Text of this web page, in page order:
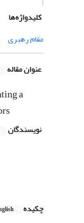
کلیدواژه‌ها
مقام رهبری
عنوان مقاله
a
نویسندگان
چکیده